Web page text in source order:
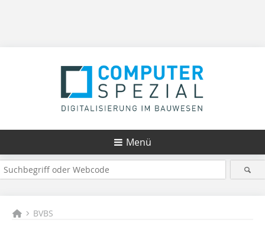
Menü
BVBS